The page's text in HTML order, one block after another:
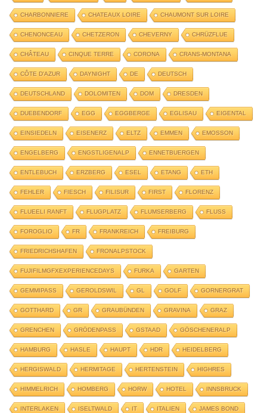
CHARBONNIERE CHATEAUX LOIRE CHAUMONT SUR LOIRE
CHENONCEAU CHETZERON CHEVERNY CHRÜZFLUE
CHÂTEAU CINQUE TERRE CORONA CRANS-MONTANA
CÔTE D'AZUR DAYNIGHT DE DEUTSCH
DEUTSCHLAND DOLOMITEN DOM DRESDEN
DUEBENDORF EGG EGGBERGE EGLISAU EIGENTAL
EINSIEDELN EISENERZ ELTZ EMMEN EMOSSON
ENGELBERG ENGSTLIGENALP ENNETBUERGEN
ENTLEBUCH ERZBERG ESEL ETANG ETH
FEHLER FIESCH FILISUR FIRST FLORENZ
FLUEELI RANFT FLUGPLATZ FLUMSERBERG FLUSS
FOROGLIO FR FRANKREICH FREIBURG
FRIEDRICHSHAFEN FRONALPSTOCK
FUJIFILMGFXEXPERIENCEDAYS FURKA GARTEN
GEMMIPASS GEROLDSWIL GL GOLF GORNERGRAT
GOTTHARD GR GRAUBÜNDEN GRAVINA GRAZ
GRENCHEN GRÖDENPASS GSTAAD GÖSCHENERALP
HAMBURG HASLE HAUPT HDR HEIDELBERG
HERGISWALD HERMITAGE HERTENSTEIN HIGHRES
HIMMELRICH HOMBERG HORW HOTEL INNSBRUCK
INTERLAKEN ISELTWALD IT ITALIEN JAMES BOND